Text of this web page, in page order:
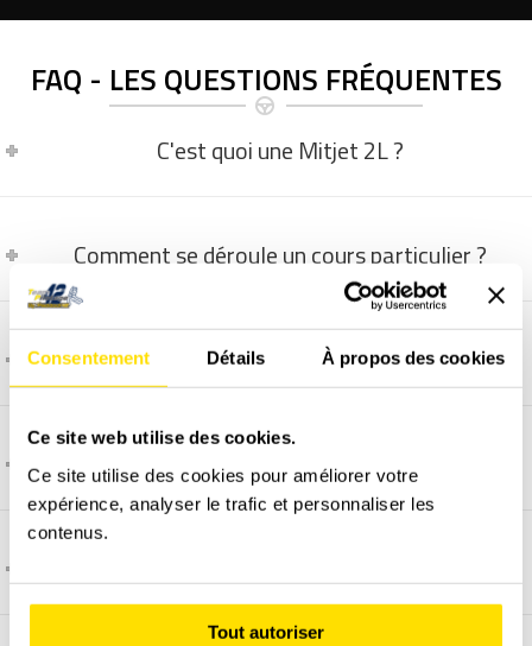
Consentement Détails À propos des cookies
Ce site web utilise des cookies.
Ce site utilise des cookies pour améliorer votre
expérience, analyser le trafic et personnaliser les
contenus.
Tout autoriser
FAQ - LES QUESTIONS FRÉQUENTES
C'est quoi une Mitjet 2L ?
Comment se déroule un cours particulier ?
La vidéo embarquée, comment ça marche ?
Informations pratiques :